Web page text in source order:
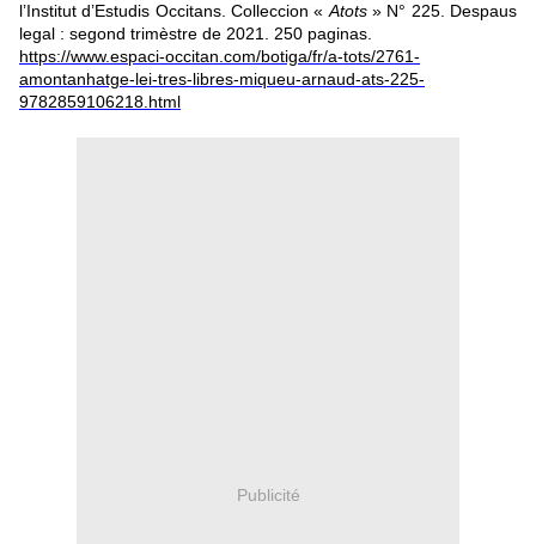
l’Institut d’Estudis Occitans. Colleccion « Atots» N° 225. Despaus
legal : segond trimèstre de 2021. 250 paginas.
https://www.espaci-occitan.com/botiga/fr/a-tots/2761-
amontanhatge-lei-tres-libres-miqueu-arnaud-ats-225-
9782859106218.html
Publicité